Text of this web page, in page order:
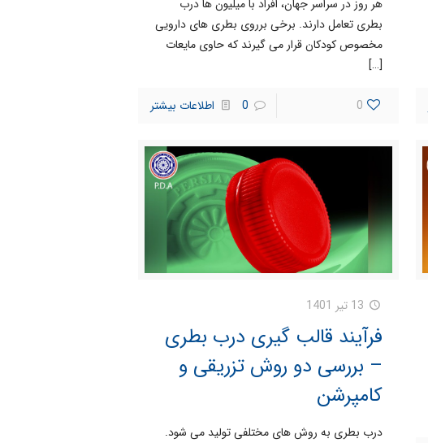
هر روز در سراسر جهان، افراد با میلیون ها درب
بطری تعامل دارند. برخی برروی بطری های دارویی
مخصوص کودکان قرار می گیرند که حاوی مایعات
[…]
0
0 اطلاعات بیشتر
13 تیر 1401
فرآیند قالب گیری درب بطری
– بررسی دو روش تزریقی و
کامپرشن
درب بطری به روش های مختلفی تولید می شود.